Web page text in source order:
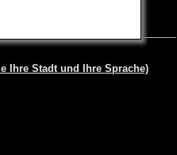
Ihre Stadt und Ihre Sprache)